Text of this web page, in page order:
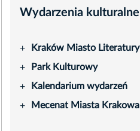
Wydarzenia kulturalne
+ Kraków Miasto Literatury
+ Park Kulturowy
+ Kalendarium wydarzeń
+ Mecenat Miasta Krakowa